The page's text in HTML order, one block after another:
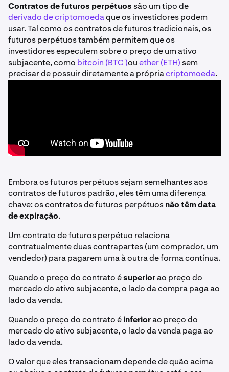
Contratos de futuros perpétuos são um tipo de
derivado de criptomoedaque os investidores podem
usar. Tal como os contratos de futuros tradicionais, os
futuros perpétuos também permitem que os
investidores especulem sobre o preço de um ativo
subjacente, como bitcoin (BTC )ouether (ETH) sem
precisar de possuir diretamente a própriacriptomoeda.
Embora os futuros perpétuos sejam semelhantes aos
contratos de futuros padrão, eles têm uma diferença
chave: os contratos de futuros perpétuosnão têm data
de expiração.
Um contrato de futuros perpétuo relaciona
contratualmente duas contrapartes (um comprador, um
vendedor) para pagarem uma à outra de forma contínua.
Quando o preço do contrato ésuperiorao preço do
mercado do ativo subjacente, o lado da compra paga ao
lado da venda.
Quando o preço do contrato éinferiorao preço do
mercado do ativo subjacente, o lado da venda paga ao
lado da venda.
O valor que eles transacionam depende de quão acima